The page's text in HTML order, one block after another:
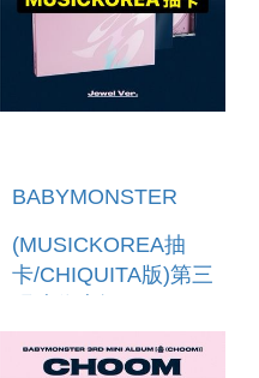
BABYMONSTER
(MUSICKOREA抽
卡/CHIQUITA版)第三
「CHOOM(JEWEL
VER.)」 (韓國進口